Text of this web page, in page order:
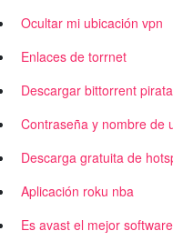
Ocultar mi ubicación vpn
Enlaces de torrnet
Descargar bittorrent pirata
Contraseña y nombre de
Descarga gratuita de
Aplicación roku nba
Es avast el mejor